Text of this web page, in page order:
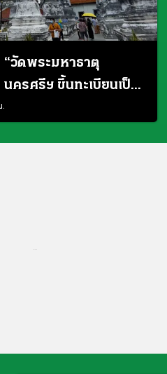
“วัดพระมหาธาตุ
นครศรีฯ ขึ้นทะเบียนเป็น
.